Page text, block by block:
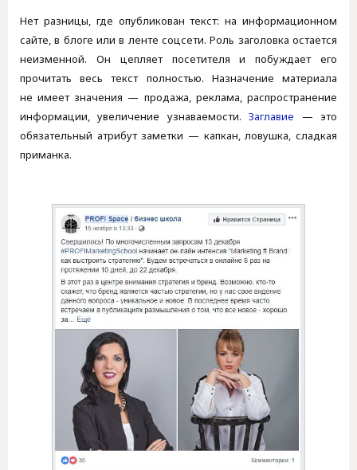
Нет разницы, где опубликован текст: на информационном
сайте, в блоге или в ленте соцсети. Роль заголовка остается
неизменной. Он цепляет посетителя и побуждает его
прочитать весь текст полностью. Назначение материала
не имеет значения — продажа, реклама, распространение
информации, увеличение узнаваемости.Заглавие — это
обязательный атрибут заметки — капкан, ловушка, сладкая
приманка.